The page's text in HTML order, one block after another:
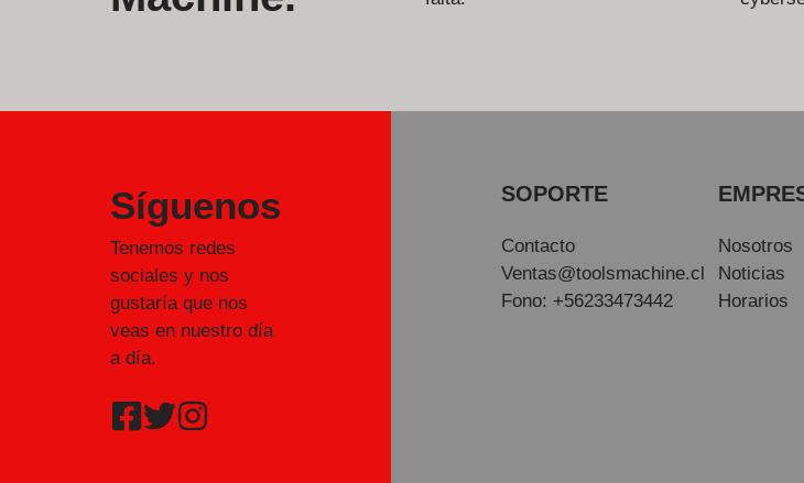
Síguenos
Tenemos redes
sociales y nos
gustaría que nos
veas en nuestro día
a día.
SOPORTE
Contacto
Ventas@toolsmachine.cl
Fono: +56233473442
Nosotros
Noticias
Horarios